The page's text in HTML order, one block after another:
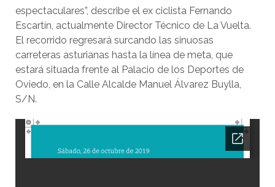
espectaculares”, describe el ex ciclista Fernando
Escartín, actualmente Director Técnico de La Vuelta.
El recorrido regresará surcando las sinuosas
carreteras asturianas hasta la línea de meta, que
estará situada frente al Palacio de los Deportes de
Oviedo, en la Calle Alcalde Manuel Álvarez Buylla,
S/N.